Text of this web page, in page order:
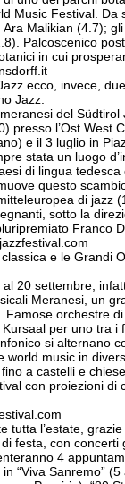
Music Festival.
Ara Malikian (4.7);
Palcoscenico
in cui
ecco, invece,
Jazz.
del Südtirol
presso l’Ost West
e il 3 luglio in
stata un luogo
di lingua
questo
di jazz
sotto la
Franco
e le Grandi
20 settembre,
Meranesi, un
Famose orchestre
per uno tra i
si alternano
world music in
a castelli e
con proiezioni di
tutta l’estate,
festa, con
4
“Viva Sanremo”